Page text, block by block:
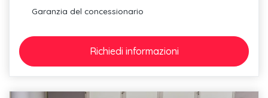
Garanzia del concessionario
Richiedi informazioni